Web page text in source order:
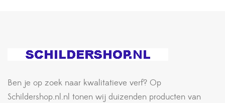
Ben je op zoek naar kwalitatieve verf? Op
Schildershop.nl.nl tonen wij duizenden producten van